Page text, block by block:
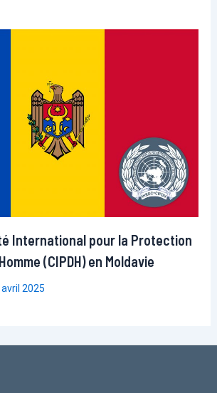
International pour la Protection
(CIPDH) en Moldavie
2025